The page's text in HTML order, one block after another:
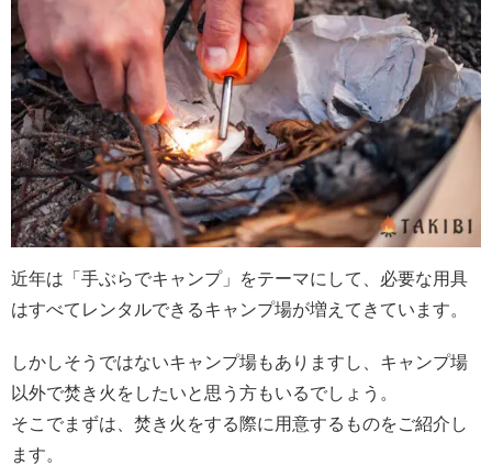
近年は「手ぶらでキャンプ」をテーマにして、必要な用具
はすべてレンタルできるキャンプ場が増えてきています。
しかしそうではないキャンプ場もありますし、キャンプ場
以外で焚き火をしたいと思う方もいるでしょう。
そこでまずは、焚き火をする際に用意するものをご紹介し
ます。